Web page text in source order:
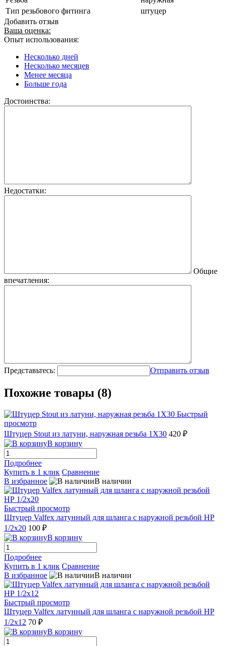
Тип резьбового фитинга
штуцер
Добавить отзыв
Ваша оценка:
Опыт использования:
Несколько дней
Несколько месяцев
Менее месяца
Больше года
Достоинства:
Недостатки:
Общие
впечатления:
Представьтесь: Отправить отзыв
Похожие товары (8)
Быстрый
просмотр
Штуцер Stout из латуни, наружная резьба 1X30 420 ₽
В корзину
Подробнее
Купить в 1 клик Сравнение
В избранное
В наличии
Быстрый просмотр
Штуцер Valfex латунный для шланга с наружной резьбой НР
1/2х20 100 ₽
В корзину
Подробнее
Купить в 1 клик Сравнение
В избранное
В наличии
Быстрый просмотр
Штуцер Valfex латунный для шланга с наружной резьбой НР
1/2х12 70 ₽
В корзину